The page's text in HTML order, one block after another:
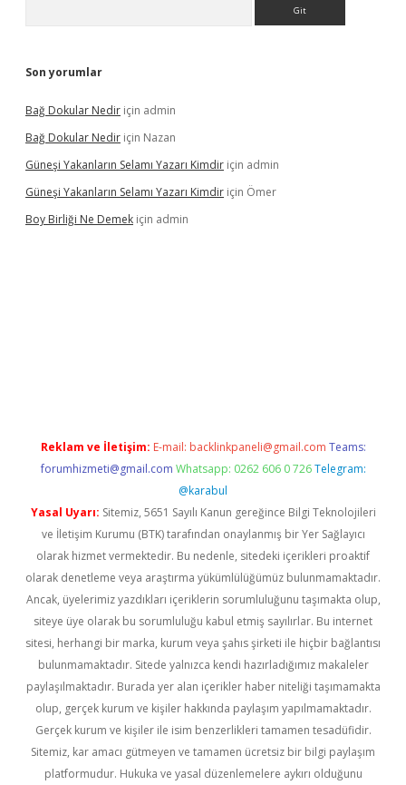
Son yorumlar
Bağ Dokular Nedir için admin
Bağ Dokular Nedir için Nazan
Güneşi Yakanların Selamı Yazarı Kimdir için admin
Güneşi Yakanların Selamı Yazarı Kimdir için Ömer
Boy Birliği Ne Demek için admin
Reklam ve İletişim: E-mail: backlinkpaneli@gmail.com Teams:
forumhizmeti@gmail.com Whatsapp: 0262 606 0 726 Telegram:
@karabul
Yasal Uyarı: Sitemiz, 5651 Sayılı Kanun gereğince Bilgi Teknolojileri
ve İletişim Kurumu (BTK) tarafından onaylanmış bir Yer Sağlayıcı
olarak hizmet vermektedir. Bu nedenle, sitedeki içerikleri proaktif
olarak denetleme veya araştırma yükümlülüğümüz bulunmamaktadır.
Ancak, üyelerimiz yazdıkları içeriklerin sorumluluğunu taşımakta olup,
siteye üye olarak bu sorumluluğu kabul etmiş sayılırlar. Bu internet
sitesi, herhangi bir marka, kurum veya şahıs şirketi ile hiçbir bağlantısı
bulunmamaktadır. Sitede yalnızca kendi hazırladığımız makaleler
paylaşılmaktadır. Burada yer alan içerikler haber niteliği taşımamakta
olup, gerçek kurum ve kişiler hakkında paylaşım yapılmamaktadır.
Gerçek kurum ve kişiler ile isim benzerlikleri tamamen tesadüfidir.
Sitemiz, kar amacı gütmeyen ve tamamen ücretsiz bir bilgi paylaşım
platformudur. Hukuka ve yasal düzenlemelere aykırı olduğunu